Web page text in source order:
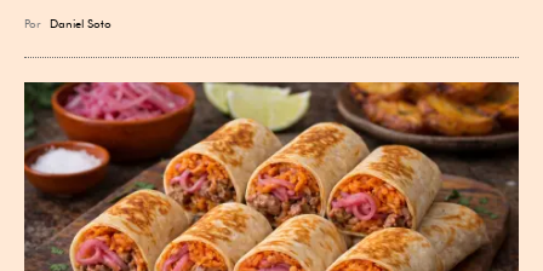
Por Daniel Soto